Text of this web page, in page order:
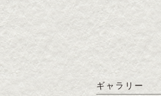
ギャラリー